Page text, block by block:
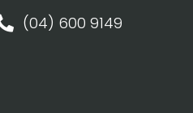
(04) 600 9149